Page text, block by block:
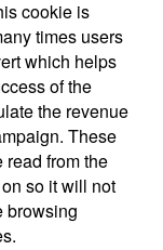
cookie is
times users
which helps
of the
the revenue
These
from the
so it will not
browsing